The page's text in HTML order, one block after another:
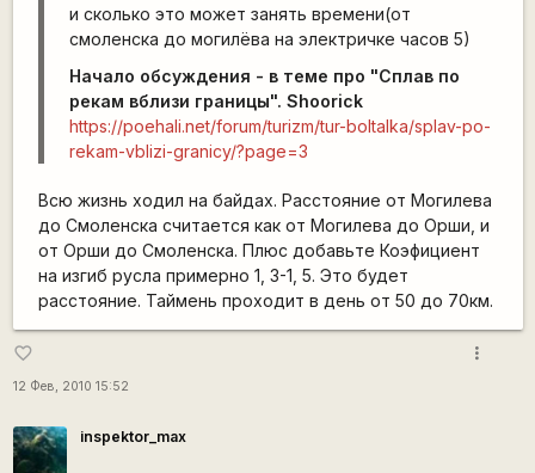
и сколько это может занять времени(от
смоленска до могилёва на электричке часов 5)
Начало обсуждения - в теме про "Сплав по
рекам вблизи границы". Shoorick
https://poehali.net/forum/turizm/tur-boltalka/splav-po-
rekam-vblizi-granicy/?page=3
Всю жизнь ходил на байдах. Расстояние от Могилева
до Смоленска считается как от Могилева до Орши, и
от Орши до Смоленска. Плюс добавьте Коэфициент
на изгиб русла примерно 1, 3-1, 5. Это будет
расстояние. Таймень проходит в день от 50 до 70км.
favorite_border
12 Фев, 2010 15:52
more_vert
inspektor_max